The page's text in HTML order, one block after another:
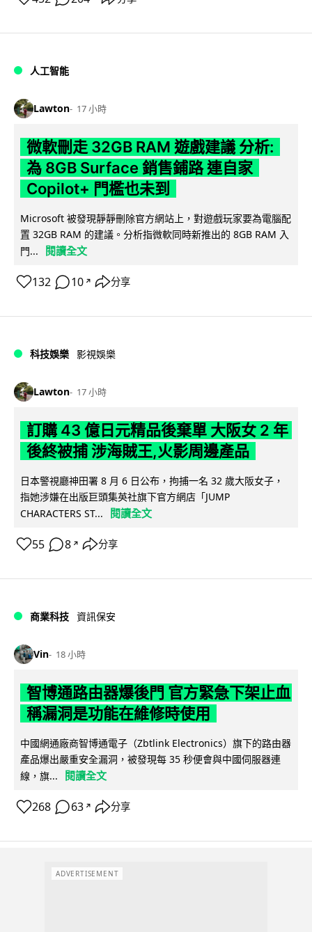
人工智能
Lawton 17 小時
微軟刪走 32GB RAM 遊戲建議 分析:
為 8GB Surface 銷售鋪路 連自家
Copilot+ 門檻也未到
Microsoft 被發現靜靜刪除官方網站上，對遊戲玩家要為電腦配
置 32GB RAM 的建議。分析指微軟同時新推出的 8GB RAM 入
門...
閱讀全文
132 10 ↗ 分享
科技娛樂 影視娛樂
Lawton 17 小時
訂購 43 億日元精品後棄單 大阪女 2 年
後終被捕 涉海賊王,火影周邊產品
日本警視廳神田署 8 月 6 日公布，拘捕一名 32 歲大阪女子，
指她涉嫌在出版巨頭集英社旗下官方網店「JUMP
CHARACTERS ST...
閱讀全文
55 8 ↗ 分享
商業科技 資訊保安
Vin 18 小時
智博通路由器爆後門 官方緊急下架止血
稱漏洞是功能在維修時使用
中國網通廠商智博通電子（Zbtlink Electronics）旗下的路由器
產品爆出嚴重安全漏洞，被發現每 35 秒便會與中國伺服器連
線，旗...
閱讀全文
268 63 ↗ 分享
ADVERTISEMENT